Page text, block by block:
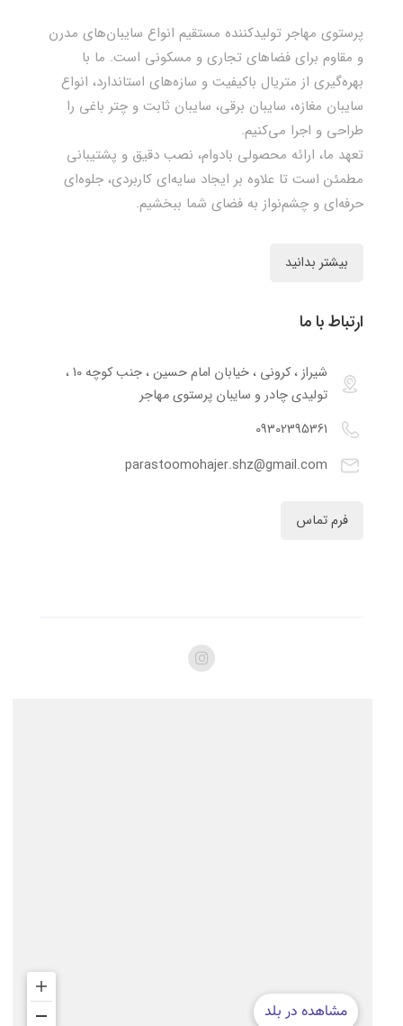
پرستوی مهاجر تولیدکننده مستقیم انواع سایبان‌های مدرن
و مقاوم برای فضاهای تجاری و مسکونی است. ما با
بهره‌گیری از متریال باکیفیت و سازه‌های استاندارد، انواع
سایبان مغازه، سایبان برقی، سایبان ثابت و چتر باغی را
طراحی و اجرا می‌کنیم.
تعهد ما، ارائه محصولی بادوام، نصب دقیق و پشتیبانی
مطمئن است تا علاوه بر ایجاد سایه‌ای کاربردی، جلوه‌ای
حرفه‌ای و چشم‌نواز به فضای شما ببخشیم.
بیشتر بدانید
ارتباط با ما
شیراز ، کرونی ، خیابان امام حسین ، جنب کوچه 10 ،
تولیدی چادر و سایبان پرستوی مهاجر
09302395361
parastoomohajer.shz@gmail.com
فرم تماس